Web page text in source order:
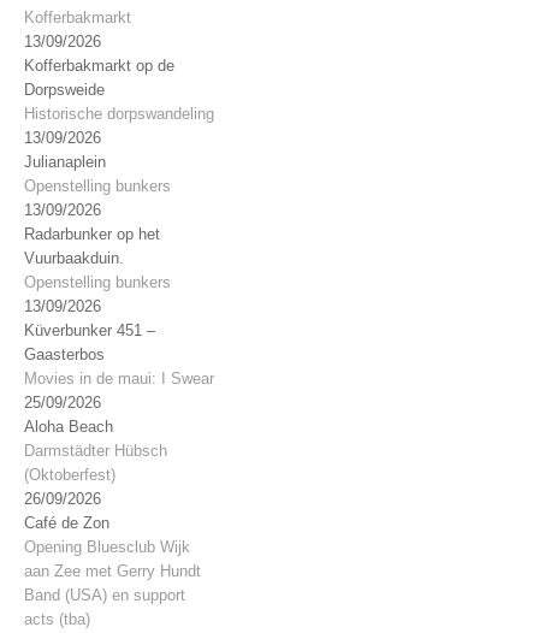
Kofferbakmarkt
13/09/2026
Kofferbakmarkt op de
Dorpsweide
Historische dorpswandeling
13/09/2026
Julianaplein
Openstelling bunkers
13/09/2026
Radarbunker op het
Vuurbaakduin.
Openstelling bunkers
13/09/2026
Küverbunker 451 –
Gaasterbos
Movies in de maui: I Swear
25/09/2026
Aloha Beach
Darmstädter Hübsch
(Oktoberfest)
26/09/2026
Café de Zon
Opening Bluesclub Wijk
aan Zee met Gerry Hundt
Band (USA) en support
acts (tba)